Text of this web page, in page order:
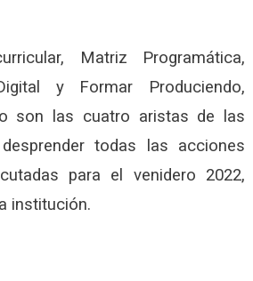
Matriz Programática,
y Formar Produciendo,
son las cuatro aristas de las
todas las acciones
para el venidero 2022,
institución.